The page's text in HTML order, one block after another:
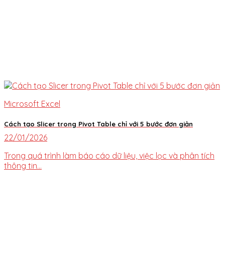
Microsoft Excel
Cách tạo Slicer trong Pivot Table chỉ với 5 bước đơn giản
22/01/2026
Trong quá trình làm báo cáo dữ liệu, việc lọc và phân tích
thông tin...